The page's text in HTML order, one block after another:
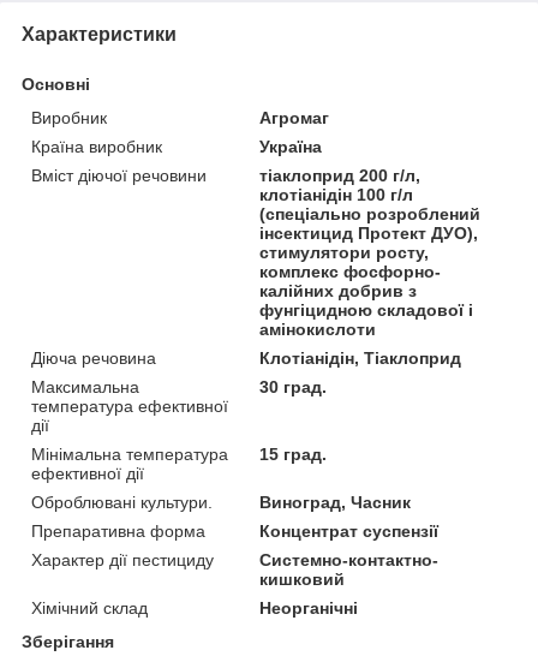
Характеристики
Основні
Виробник
Агромаг
Країна виробник
Україна
Вміст діючої речовини
тіаклоприд 200 г/л,
клотіанідін 100 г/л
(спеціально розроблений
інсектицид Протект ДУО),
стимулятори росту,
комплекс фосфорно-
калійних добрив з
фунгіцидною складової і
амінокислоти
Діюча речовина
Клотіанідін, Тіаклоприд
Максимальна
температура ефективної
дії
30 град.
Мінімальна температура
ефективної дії
15 град.
Оброблювані культури.
Виноград, Часник
Препаративна форма
Концентрат суспензії
Характер дії пестициду
Системно-контактно-
кишковий
Хімічний склад
Неорганічні
Зберігання